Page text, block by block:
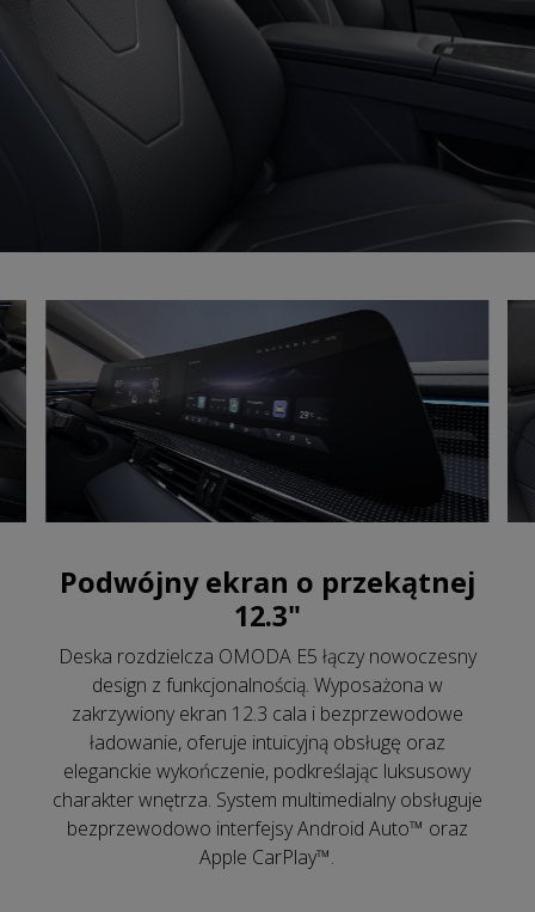
Podwójny ekran o przekątnej
12.3"
Deska rozdzielcza OMODA E5 łączy nowoczesny
design z funkcjonalnością. Wyposażona w
zakrzywiony ekran 12.3 cala i bezprzewodowe
ładowanie, oferuje intuicyjną obsługę oraz
eleganckie wykończenie, podkreślając luksusowy
charakter wnętrza. System multimedialny obsługuje
bezprzewodowo interfejsy Android Auto™ oraz
Apple CarPlay™.